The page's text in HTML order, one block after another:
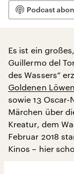
Podcast
Es ist ein
Guillermo del
des Wassers“
Goldenen
sowie 13
Märchen über
Kreatur, dem
Februar 2018
Kinos – hier